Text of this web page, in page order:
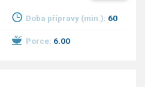
Doba přípravy (min.): 60
Porce: 6.00